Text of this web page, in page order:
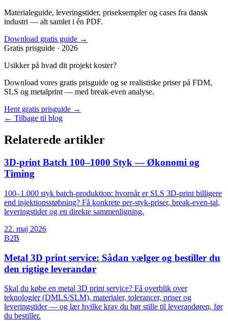
Materialeguide, leveringstider, priseksempler og cases fra dansk
industri — alt samlet i én PDF.
Download gratis guide →
Gratis prisguide · 2026
Usikker på hvad dit projekt koster?
Download vores gratis prisguide og se realistiske priser på FDM,
SLS og metalprint — med break-even analyse.
Hent gratis prisguide →
← Tilbage til blog
Relaterede artikler
3D-print Batch 100–1000 Styk — Økonomi og
Timing
100–1.000 styk batch-produktion: hvornår er SLS 3D-print billigere
end injektionsstøbning? Få konkrete per-styk-priser, break-even-tal,
leveringstider og en direkte sammenligning.
22. maj 2026
B2B
Metal 3D print service: Sådan vælger og bestiller du
den rigtige leverandør
Skal du købe en metal 3D print service? Få overblik over
teknologier (DMLS/SLM), materialer, tolerancer, priser og
leveringstider — og lær hvilke krav du bør stille til leverandøren, før
du bestiller.